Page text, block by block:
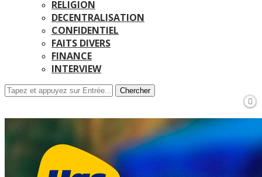
RELIGION
DECENTRALISATION
CONFIDENTIEL
FAITS DIVERS
FINANCE
INTERVIEW
Chercher